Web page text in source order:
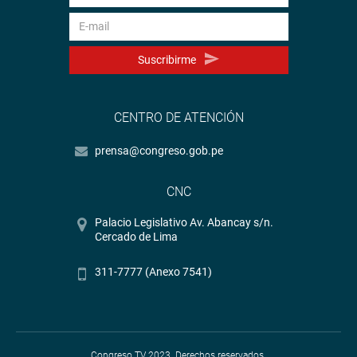
Suscribirme
CENTRO DE ATENCIÓN
prensa@congreso.gob.pe
CNC
Palacio Legislativo Av. Abancay s/n.
Cercado de Lima
311-7777 (Anexo 7541)